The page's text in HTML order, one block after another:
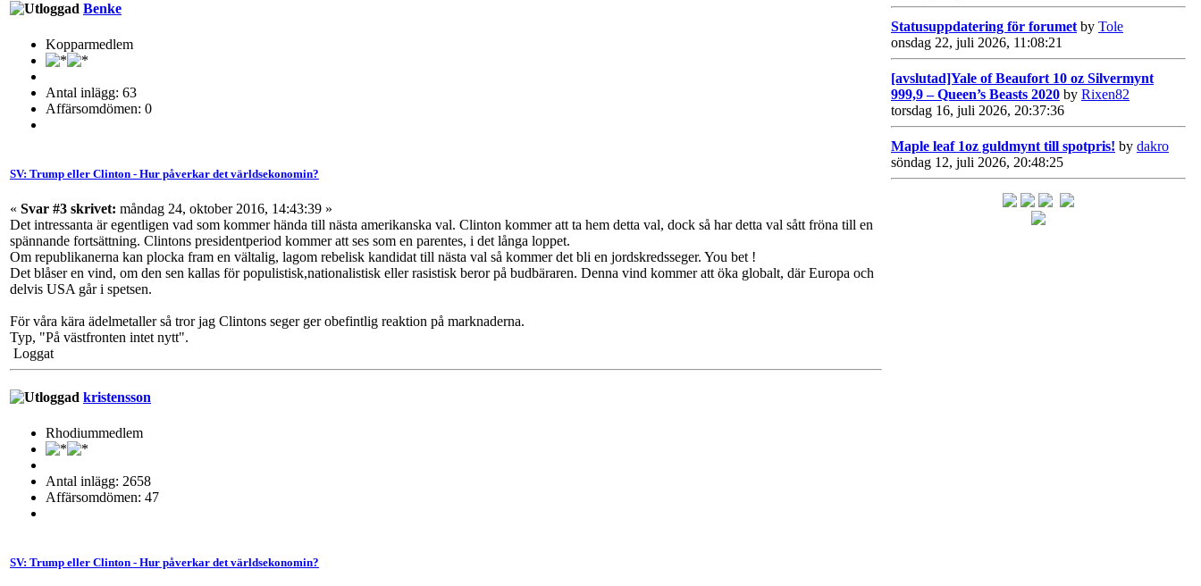
Benke
Kopparmedlem
Antal inlägg: 63
Affärsomdömen: 0
SV: Trump eller Clinton - Hur påverkar det världsekonomin?
« Svar #3 skrivet: måndag 24, oktober 2016, 14:43:39 »
Det intressanta är egentligen vad som kommer hända till nästa amerikanska val. Clinton kommer att ta hem detta val, dock så har detta val sått fröna till en
spännande fortsättning. Clintons presidentperiod kommer att ses som en parentes, i det långa loppet.
Om republikanerna kan plocka fram en vältalig, lagom rebelisk kandidat till nästa val så kommer det bli en jordskredsseger. You bet !
Det blåser en vind, om den sen kallas för populistisk,nationalistisk eller rasistisk beror på budbäraren. Denna vind kommer att öka globalt, där Europa och
delvis USA går i spetsen.
För våra kära ädelmetaller så tror jag Clintons seger ger obefintlig reaktion på marknaderna.
Typ, "På västfronten intet nytt".
Loggat
kristensson
Rhodiummedlem
Antal inlägg: 2658
Affärsomdömen: 47
SV: Trump eller Clinton - Hur påverkar det världsekonomin?
Statusuppdatering för forumet by Tole
onsdag 22, juli 2026, 11:08:21
[avslutad]Yale of Beaufort 10 oz Silvermynt
999,9 – Queen’s Beasts 2020 by Rixen82
torsdag 16, juli 2026, 20:37:36
Maple leaf 1oz guldmynt till spotpris! by dakro
söndag 12, juli 2026, 20:48:25